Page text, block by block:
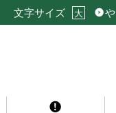
文字サイズ 大